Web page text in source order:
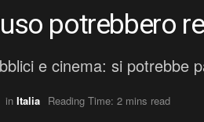
potrebbero
e cinema: si potrebbe
in Italia Reading Time: 2 mins read